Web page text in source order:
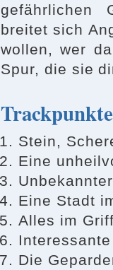
gefährlichen
breitet sich
wollen, wer
Spur, die sie
Trackpunkte
Stein,
Eine
Eine Stadt
Alles im
Die